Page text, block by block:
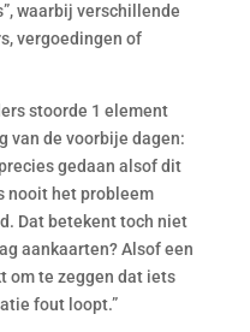
waarbij verschillende
vergoedingen of
stoorde 1 element
van de voorbije dagen:
gedaan alsof dit
nooit het probleem
Dat betekent toch niet
aankaarten? Alsof een
om te zeggen dat iets
fout loopt.”